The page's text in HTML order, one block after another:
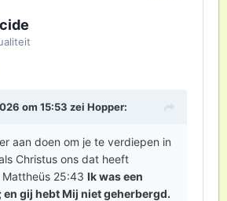
land Amerika.
je de Joden door ze
te geven van wat er in de
Antidepressiva pilletjes
om 15:53 zei Hopper:
aan doen om je te verdiepen in
Christus ons dat heeft
25:43 Ik was een
gij hebt Mij niet geherbergd.